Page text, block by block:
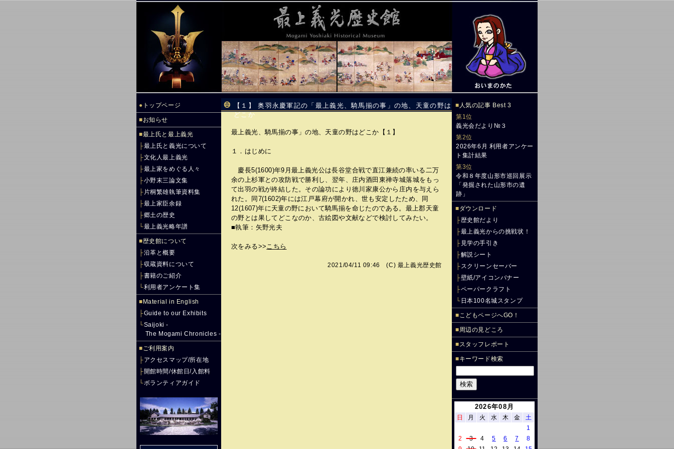
● トップページ
■お知らせ
■最上氏と最上義光
├最上氏と義光について
├文化人最上義光
├最上家をめぐる人々
├小野末三論文集
├ 片桐繁雄執筆資料集
├最上家臣余録
├郷土の歴史
└最上義光略年譜
■歴史館について
├沿革と概要
├収蔵資料について
├書籍のご紹介
└利用者アンケート集
■ Material in English
├Guide to our Exhibits
└Saijoki -
The Mogami Chronicles -
■ご利用案内
├アクセスマップ/所在地
├開館時間/休館日/入館料
└ボランティアガイド
【１】 奥羽永慶軍記の「最上義光、騎馬揃の事」の地、天童の野は
どこか
最上義光、騎馬揃の事」の地、天童の野はどこか【１】
１．はじめに
慶長5(1600)年9月最上義光公は長谷堂合戦で直江兼続の率いる二万
余の上杉軍との攻防戦で勝利し、翌年、庄内酒田東禅寺城落城をもっ
て出羽の戦が終結した。その論功により徳川家康公から庄内を与えら
れた。同7(1602)年には江戸幕府が開かれ、世も安定したため、同
12(1607)年に天童の野において騎馬揃を命じたのである。最上郡天童
の野とは果してどこなのか、古絵図や文献などで検討してみたい。
■執筆：矢野光夫
次をみる>>こちら
2021/04/11 09:46 (C) 最上義光歴史館
■ 人気の記事 Best 3
第1位
義光会だより№３
第2位
2026年6月 利用者アンケー
ト集計結果
第3位
令和８年度山形市巡回展示
「発掘された山形市の遺
跡」
■ダウンロード
├歴史館だより
├最上義光からの挑戦状！
├ 見学の手引き
├解説シート
├スクリーンセーバー
├壁紙/アイコンバナー
├ペーパークラフト
└ 日本100名城スタンプ
■こどもページへGO！
■周辺の見どころ
■スタッフレポート
■キーワード検索
2026年08月
日 月 火 水 木 金
土
1
2
3 4 5 6 7
8